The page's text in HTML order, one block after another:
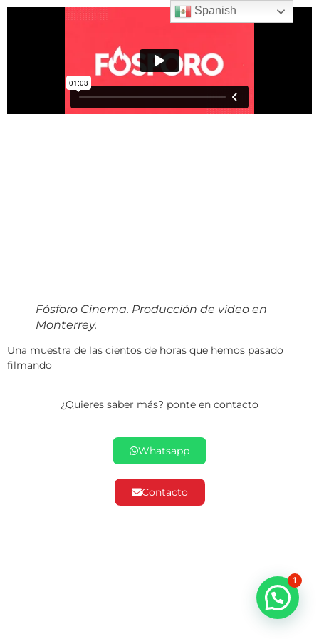
Fósforo Cinema. Producción de video en
Monterrey.
Una muestra de las cientos de horas que hemos pasado
filmando
¿Quieres saber más? ponte en contacto
Whatsapp
Contacto
Spanish
1